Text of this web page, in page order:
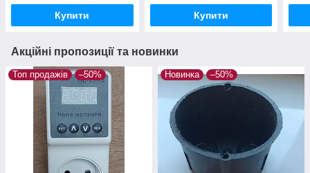
Купити Купити
Акційні пропозиції та новинки
Топ продажів –50% Новинка –50%